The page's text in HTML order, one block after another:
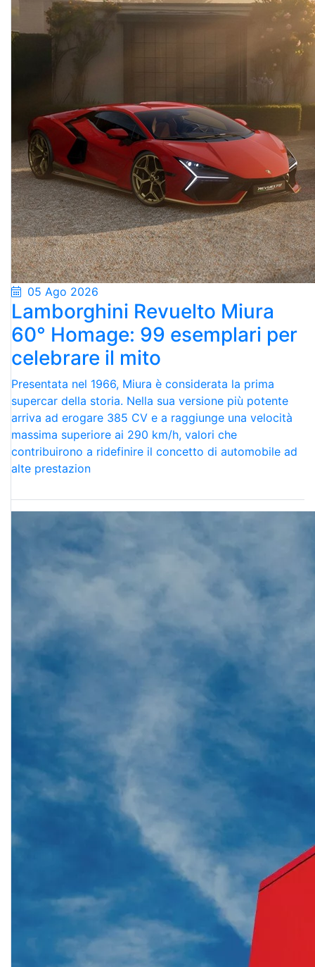
05 Ago 2026
Lamborghini Revuelto Miura
60° Homage: 99 esemplari per
celebrare il mito
Presentata nel 1966, Miura è considerata la prima
supercar della storia. Nella sua versione più potente
arriva ad erogare 385 CV e a raggiunge una velocità
massima superiore ai 290 km/h, valori che
contribuirono a ridefinire il concetto di automobile ad
alte prestazion